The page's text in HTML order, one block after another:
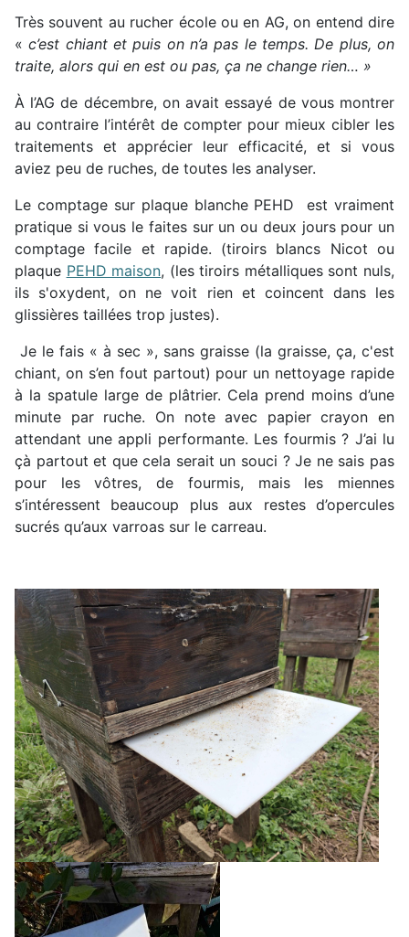
Très souvent au rucher école ou en AG, on entend dire
«c’est chiant et puis on n’a pas le temps. De plus, on
traite, alors qui en est ou pas, ça ne change rien… »
À l’AG de décembre, on avait essayé de vous montrer
au contraire l’intérêt de compter pour mieux cibler les
traitements et apprécier leur efficacité, et si vous
aviez peu de ruches, de toutes les analyser.
Le comptage sur plaque blanche PEHD est vraiment
pratique si vous le faites sur un ou deux jours pour un
comptage facile et rapide. (tiroirs blancs Nicot ou
plaque PEHD maison, (les tiroirs métalliques sont nuls,
ils s'oxydent, on ne voit rien et coincent dans les
glissières taillées trop justes).
Je le fais « à sec », sans graisse (la graisse, ça, c'est
chiant, on s’en fout partout) pour un nettoyage rapide
à la spatule large de plâtrier. Cela prend moins d’une
minute par ruche. On note avec papier crayon en
attendant une appli performante. Les fourmis ? J’ai lu
çà partout et que cela serait un souci ? Je ne sais pas
pour les vôtres, de fourmis, mais les miennes
s’intéressent beaucoup plus aux restes d’opercules
sucrés qu’aux varroas sur le carreau.